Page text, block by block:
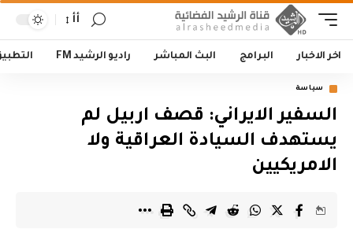
أأ
اخر الاخبار البرامج البث المباشر راديو الرشيد FM
سياسة
السفير الايراني: قصف اربيل لم
يستهدف السيادة العراقية ولا
الامريكيين